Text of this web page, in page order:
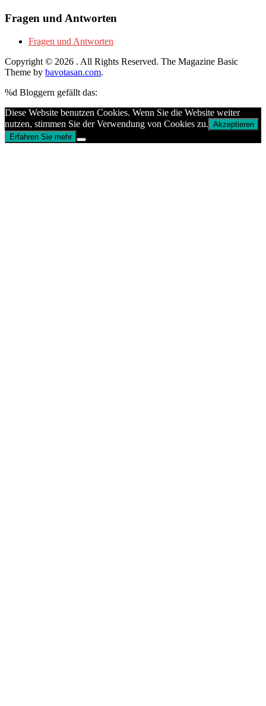
Fragen und Antworten
Fragen und Antworten
Copyright © 2026 . All Rights Reserved. The Magazine Basic
Theme by bavotasan.com.
%d Bloggern gefällt das:
Diese Website benutzen Cookies. Wenn Sie die Website weiter
nutzen, stimmen Sie der Verwendung von Cookies zu. Akzeptieren
Erfahren Sie mehr